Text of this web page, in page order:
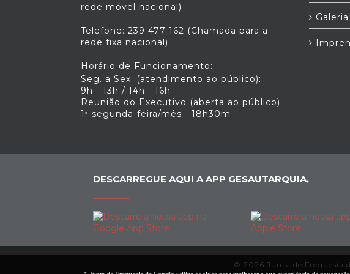
rede móvel nacional)
Telefone: 239 477 162 (Chamada para a
rede fixa nacional)
Horário de Funcionamento:
Seg. a Sex. (atendimento ao público):
9h - 13h / 14h - 16h
Reunião do Executivo (aberta ao público):
1ª segunda-feira/mês - 18h30m
Galeria
DESCARREGUE AQUI A APP GESAUTARQUIA,
© 2026 Junta de Freguesia